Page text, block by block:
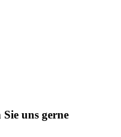
uns gerne